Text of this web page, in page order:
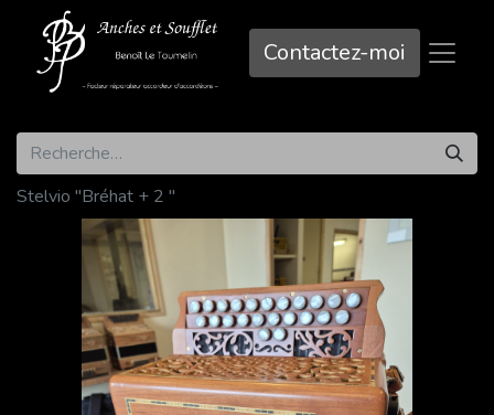
Contactez-mo​​i
Stelvio "Bréhat + 2 "